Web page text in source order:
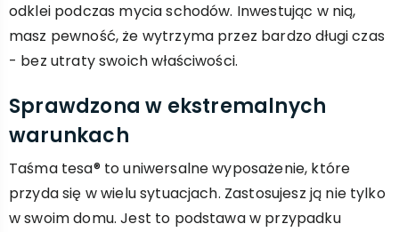
odklei podczas mycia schodów. Inwestując w nią,
masz pewność, że wytrzyma przez bardzo długi czas
- bez utraty swoich właściwości.
Sprawdzona w ekstremalnych
warunkach
Taśma tesa® to uniwersalne wyposażenie, które
przyda się w wielu sytuacjach. Zastosujesz ją nie tylko
w swoim domu. Jest to podstawa w przypadku